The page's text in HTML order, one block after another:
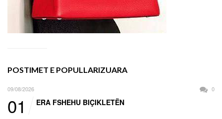
POSTIMET E POPULLARIZUARA
09/08/2026 0
01 ERA FSHEHU BIÇIKLETËN